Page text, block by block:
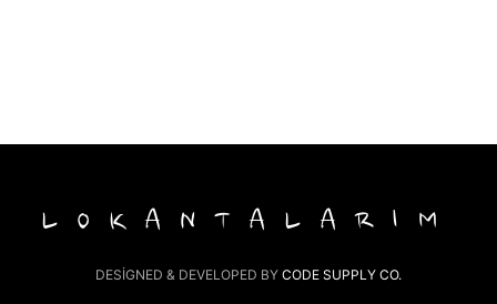
LOKANTALARIM
DESIGNED & DEVELOPED BY CODE SUPPLY CO.